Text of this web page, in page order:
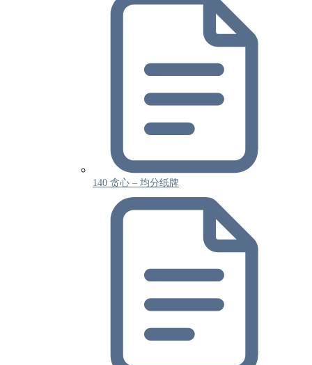
140 贪心 – 均分纸牌